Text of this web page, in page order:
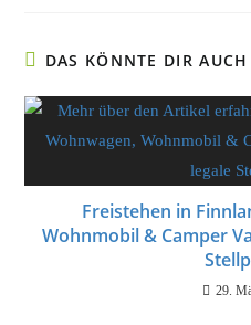
DAS KÖNNTE DIR AUCH
Freistehen in
Wohnmobil & Camper
29.